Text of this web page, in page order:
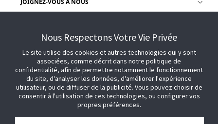
JOIGNEZ-VOUS À NOUS
Nous Respectons Votre Vie Privée
Le site utilise des cookies et autres technologies qui y sont
associées, comme décrit dans notre politique de
confidentialité, afin de permettre notamment le fonctionnement
du site, d'analyser les données, d'améliorer l'expérience
utilisateur, ou de diffuser de la publicité. Vous pouvez choisir de
consentir à l'utilisation de ces technologies, ou configurer vos
propres préférences.